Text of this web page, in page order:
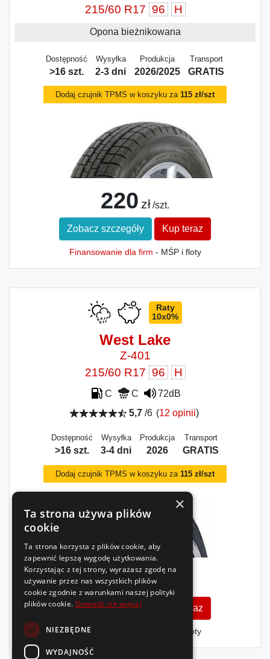
215/60 R17 96 H
Opona bieżnikowana
Dostępność
>16 szt.
Wysyłka
2-3 dni
Produkcja
2026/2025
Transport
GRATIS
Dodaj czujnik TPMS w koszyku za 115 zł/szt
220 zł /szt.
Zobacz szczegóły Kup teraz
Finansowanie dla firm - MŚP i floty
Raty
10x0%
West Lake
Z-401
215/60 R17 96 H
C C
72dB
5,7/6 (12 opinii)
Dostępność
>16 szt.
Wysyłka
3-4 dni
Produkcja
2026
Transport
GRATIS
Dodaj czujnik TPMS w koszyku za 115 zł/szt
270 zł/szt.
Zobacz szczegóły Kup teraz
Finansowanie dla firm - MŚP i floty
×
Ta strona używa plików
cookie
Ta strona korzysta z plików cookie, aby
zapewnić lepszą wygodę użytkowania.
Korzystając z tej strony, wyrażasz zgodę na
używanie przez nas wszystkich plików
cookie zgodnie z warunkami naszej polityki
plików cookie. Dowiedz się więcej
NIEZBĘDNE
WYDAJNOŚĆ